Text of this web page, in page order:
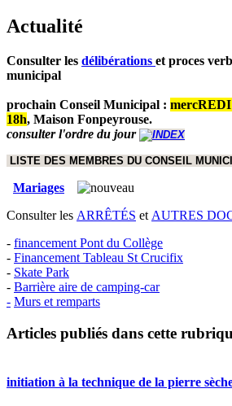
Actualité
Consulter les délibérations et proces
municipal
prochain Conseil Municipal : mercREDI
18h, Maison Fonpeyrouse.
consulter l'ordre du jour
LISTE DES MEMBRES DU CONSEIL
Mariages
Consulter les ARRÊTÉS et AUTRES
- financement Pont du Collège
- Financement Tableau St Crucifix
- Skate Park
- Barrière aire de camping-car
- Murs et remparts
Articles publiés dans cette
initiation à la technique de la pierre